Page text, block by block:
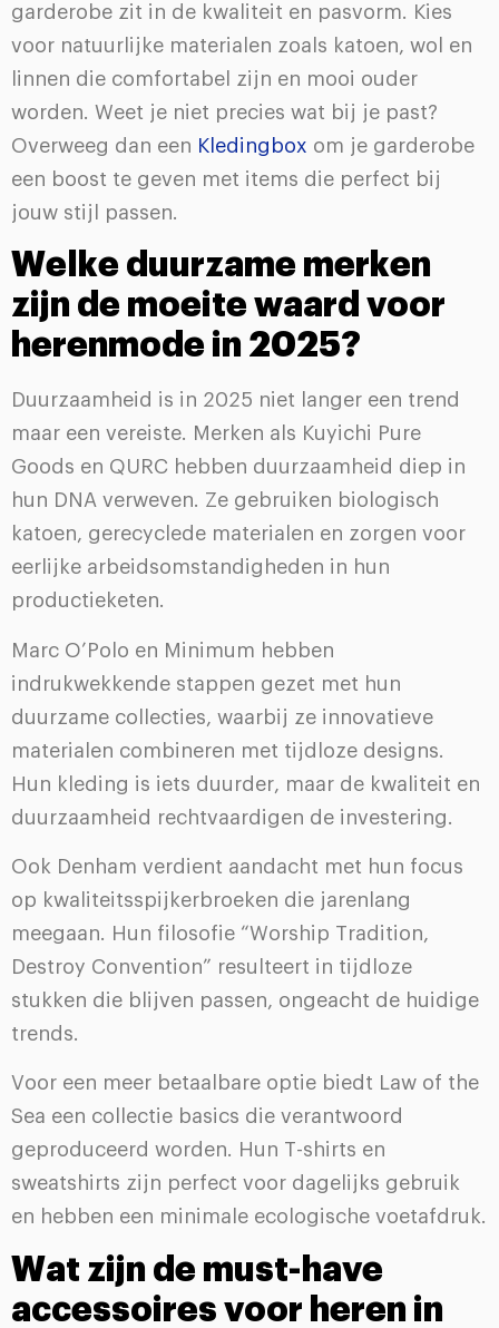
garderobe zit in de kwaliteit en pasvorm. Kies
voor natuurlijke materialen zoals katoen, wol en
linnen die comfortabel zijn en mooi ouder
worden. Weet je niet precies wat bij je past?
Overweeg dan een Kledingbox om je garderobe
een boost te geven met items die perfect bij
jouw stijl passen.
Welke duurzame merken
zijn de moeite waard voor
herenmode in 2025?
Duurzaamheid is in 2025 niet langer een trend
maar een vereiste. Merken als Kuyichi Pure
Goods en QURC hebben duurzaamheid diep in
hun DNA verweven. Ze gebruiken biologisch
katoen, gerecyclede materialen en zorgen voor
eerlijke arbeidsomstandigheden in hun
productieketen.
Marc O’Polo en Minimum hebben
indrukwekkende stappen gezet met hun
duurzame collecties, waarbij ze innovatieve
materialen combineren met tijdloze designs.
Hun kleding is iets duurder, maar de kwaliteit en
duurzaamheid rechtvaardigen de investering.
Ook Denham verdient aandacht met hun focus
op kwaliteitsspijkerbroeken die jarenlang
meegaan. Hun filosofie “Worship Tradition,
Destroy Convention” resulteert in tijdloze
stukken die blijven passen, ongeacht de huidige
trends.
Voor een meer betaalbare optie biedt Law of the
Sea een collectie basics die verantwoord
geproduceerd worden. Hun T-shirts en
sweatshirts zijn perfect voor dagelijks gebruik
en hebben een minimale ecologische voetafdruk.
Wat zijn de must-have
accessoires voor heren in